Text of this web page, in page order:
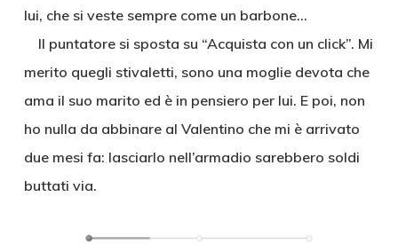
lui, che si veste sempre come un barbone…
Il puntatore si sposta su “Acquista con un click”. Mi
merito quegli stivaletti, sono una moglie devota che
ama il suo marito ed è in pensiero per lui. E poi, non
ho nulla da abbinare al Valentino che mi è arrivato
due mesi fa: lasciarlo nell’armadio sarebbero soldi
buttati via.